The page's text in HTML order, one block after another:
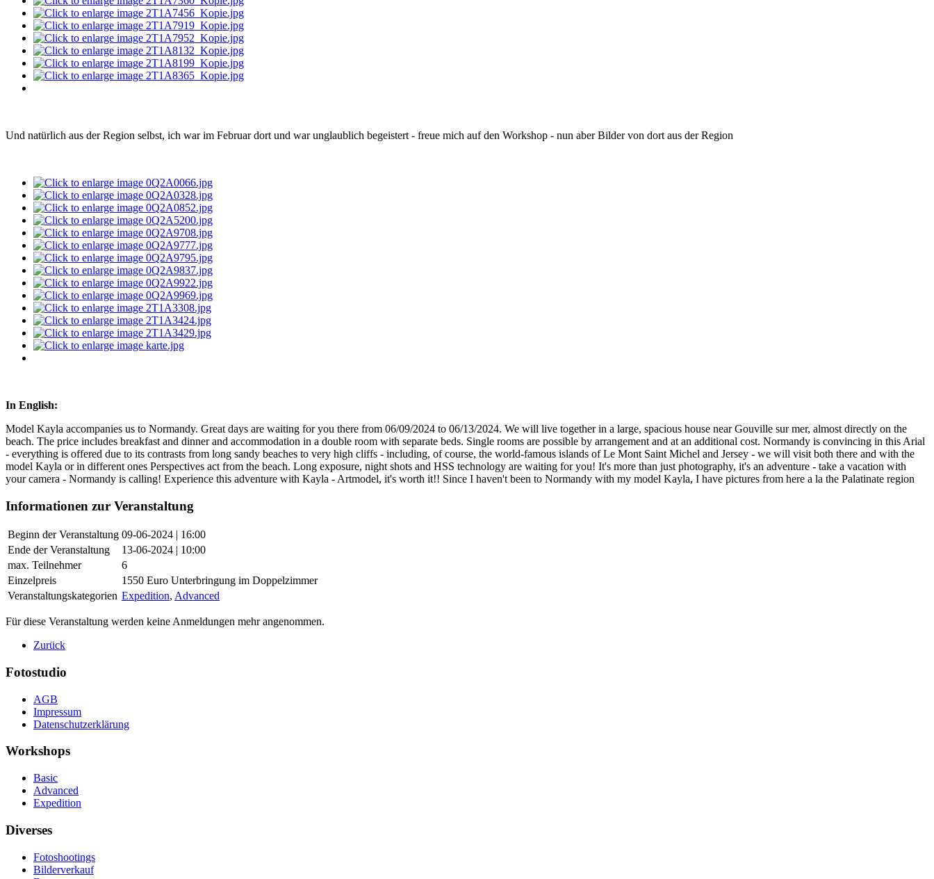
Und natürlich aus der Region selbst, ich war im Februar dort und war unglaublich begeistert - freue mich auf den Workshop - nun aber Bilder von dort aus der Region
In English:
Model Kayla accompanies us to Normandy. Great days are waiting for you there from 06/09/2024 to 06/13/2024. We will live together in a large, spacious house near Gouville sur mer, almost directly on the
beach. The price includes breakfast and dinner and accommodation in a double room with separate beds. Single rooms are possible by arrangement and at an additional cost. Normandy is convincing in this Arial
- everything is offered due to its contrasts from long sandy beaches to very high cliffs - including, of course, the world-famous islands of Le Mont Saint Michel and Jersey - we will visit both there and with the
model Kayla or in different ones Perspectives act from the beach. Long exposure, night shots and HSS technology are waiting for you! It's more than just photography, it's an adventure - take a vacation with
your camera - Normandy is calling! Experience this adventure with Kayla - Artmodel, it's worth it!! Since I haven't been to Normandy with my model Kayla, I have pictures from here a la the Palatinate region
Informationen zur Veranstaltung
Beginn der Veranstaltung 09-06-2024 | 16:00
Ende der Veranstaltung
13-06-2024 | 10:00
max. Teilnehmer
6
Einzelpreis
1550 Euro Unterbringung im Doppelzimmer
Veranstaltungskategorien Expedition, Advanced
Für diese Veranstaltung werden keine Anmeldungen mehr angenommen.
Zurück
Fotostudio
AGB
Impressum
Datenschutzerklärung
Workshops
Basic
Advanced
Expedition
Diverses
Fotoshootings
Bilderverkauf